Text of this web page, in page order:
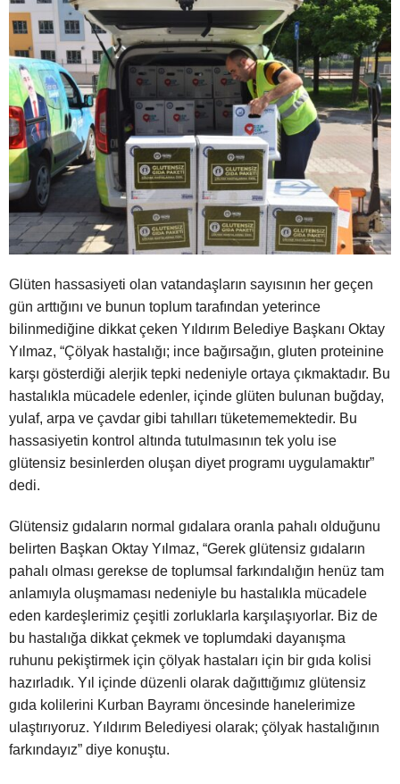
Glüten hassasiyeti olan vatandaşların sayısının her geçen
gün arttığını ve bunun toplum tarafından yeterince
bilinmediğine dikkat çeken Yıldırım Belediye Başkanı Oktay
Yılmaz, “Çölyak hastalığı; ince bağırsağın, gluten proteinine
karşı gösterdiği alerjik tepki nedeniyle ortaya çıkmaktadır. Bu
hastalıkla mücadele edenler, içinde glüten bulunan buğday,
yulaf, arpa ve çavdar gibi tahılları tüketememektedir. Bu
hassasiyetin kontrol altında tutulmasının tek yolu ise
glütensiz besinlerden oluşan diyet programı uygulamaktır”
dedi.
Glütensiz gıdaların normal gıdalara oranla pahalı olduğunu
belirten Başkan Oktay Yılmaz, “Gerek glütensiz gıdaların
pahalı olması gerekse de toplumsal farkındalığın henüz tam
anlamıyla oluşmaması nedeniyle bu hastalıkla mücadele
eden kardeşlerimiz çeşitli zorluklarla karşılaşıyorlar. Biz de
bu hastalığa dikkat çekmek ve toplumdaki dayanışma
ruhunu pekiştirmek için çölyak hastaları için bir gıda kolisi
hazırladık. Yıl içinde düzenli olarak dağıttığımız glütensiz
gıda kolilerini Kurban Bayramı öncesinde hanelerimize
ulaştırıyoruz. Yıldırım Belediyesi olarak; çölyak hastalığının
farkındayız” diye konuştu.